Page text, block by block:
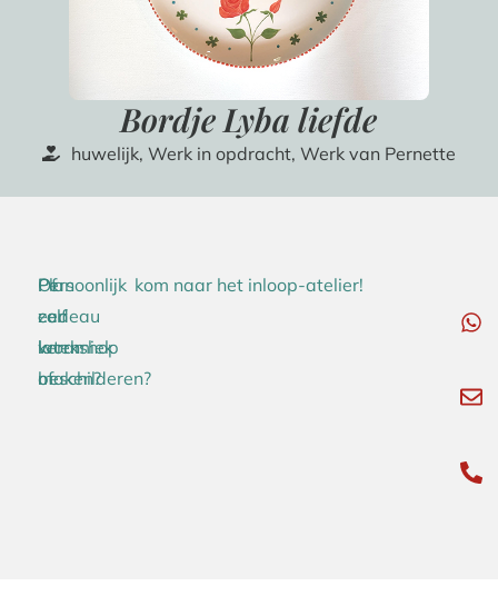
Bordje Lyba liefde
huwelijk, Werk in opdracht, Werk van Pernette
Persoonlijk
cadeau
laten
maken?
Of
zelf
keramiek
beschilderen?
Plan
een
workshop
of
kom naar het inloop-atelier!